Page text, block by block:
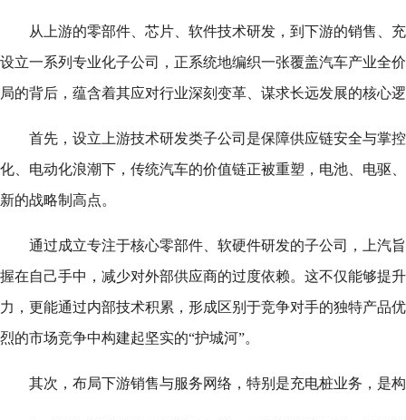
从上游的零部件、芯片、软件技术研发，到下游的销售、
设立一系列专业化子公司，正系统地编织一张覆盖汽车产业全
局的背后，蕴含着其应对行业深刻变革、谋求长远发展的核心
首先，设立上游技术研发类子公司是保障供应链安全与掌
化、电动化浪潮下，传统汽车的价值链正被重塑，电池、电驱
新的战略制高点。
通过成立专注于核心零部件、软硬件研发的子公司，上汽
握在自己手中，减少对外部供应商的过度依赖。这不仅能够提
力，更能通过内部技术积累，形成区别于竞争对手的独特产品
烈的市场竞争中构建起坚实的“护城河”。
其次，布局下游销售与服务网络，特别是充电桩业务，是